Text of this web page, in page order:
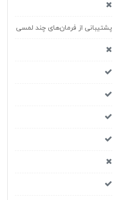
پشتیبانی از فرمان‌های چند لمسی